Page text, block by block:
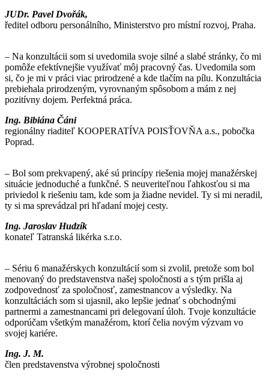
JUDr. Pavel Dvořák,
ředitel odboru personálního, Ministerstvo pro místní rozvoj, Praha.
– Na konzultácii som si uvedomila svoje silné a slabé stránky, čo mi
pomôže efektívnejšie využívať môj pracovný čas. Uvedomila som
si, čo je mi v práci viac prirodzené a kde tlačím na pílu. Konzultácia
prebiehala prirodzeným, vyrovnaným spôsobom a mám z nej
pozitívny dojem. Perfektná práca.
Ing. Bibiána Čáni
regionálny riaditeľ KOOPERATÍVA POISŤOVŇA a.s., pobočka
Poprad.
– Bol som prekvapený, aké sú princípy riešenia mojej manažérskej
situácie jednoduché a funkčné. S neuveriteľnou ľahkosťou si ma
priviedol k riešeniu tam, kde som ja žiadne nevidel. Ty si mi neradil,
ty si ma sprevádzal pri hľadaní mojej cesty.
Ing. Jaroslav Hudzík
konateľ Tatranská likérka s.r.o.
– Sériu 6 manažérskych konzultácií som si zvolil, pretože som bol
menovaný do predstavenstva našej spoločnosti a s tým prišla aj
zodpovednosť za spoločnosť, zamestnancov a výsledky. Na
konzultáciách som si ujasnil, ako lepšie jednať s obchodnými
partnermi a zamestnancami pri delegovaní úloh. Tvoje konzultácie
odporúčam všetkým manažérom, ktorí čelia novým výzvam vo
svojej kariére.
Ing. J. M.
člen predstavenstva výrobnej spoločnosti